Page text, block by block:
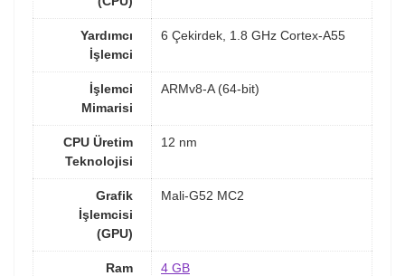
Yardımcı
İşlemci
6 Çekirdek, 1.8 GHz Cortex-A55
İşlemci
Mimarisi
ARMv8-A (64-bit)
CPU Üretim
Teknolojisi
12 nm
Grafik
İşlemcisi
(GPU)
Mali-G52 MC2
Ram 4 GB